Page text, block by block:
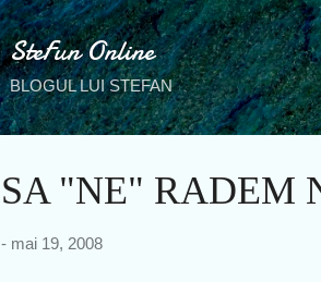
SteFun Online
BLOGUL LUI STEFAN
SA "NE" RADEM
- mai 19, 2008